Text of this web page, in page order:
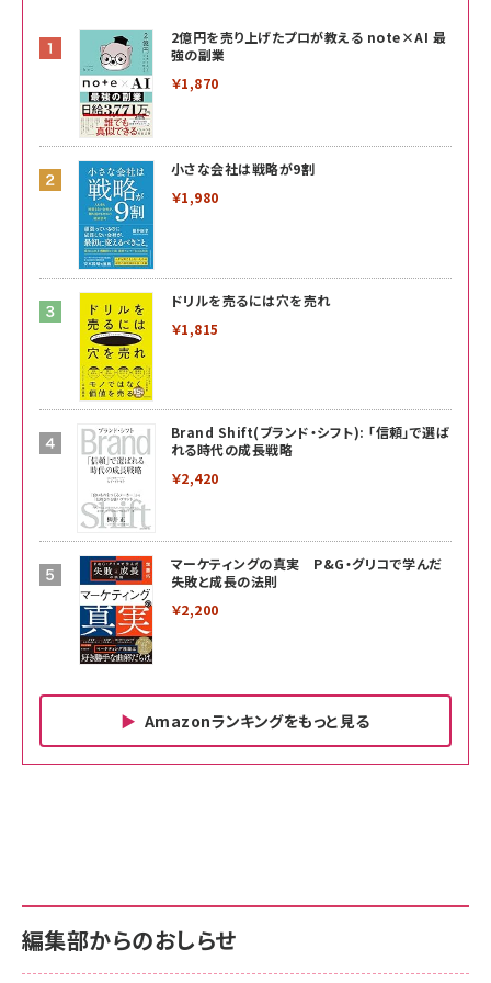
2億円を売り上げたプロが教える note×AI 最
強の副業
￥1,870
小さな会社は戦略が9割
￥1,980
ドリルを売るには穴を売れ
￥1,815
Brand Shift(ブランド・シフト): 「信頼」で選ば
れる時代の成長戦略
￥2,420
マーケティングの真実 P&G・グリコで学んだ
失敗と成長の法則
￥2,200
Amazonランキングをもっと見る
￥880
anan(アンアン)2026/06/24号 No.2500増
刊 スペシャルエディション[王道エンタメの矜
内サポート正規品 メーカー保証5年
KLMEA128G
NIMASO ガラスフィルム iPhone 17 用 保護
内サポート正規品 メーカー保証5年
KLMEA128G
Amazon eギフトカード - Amazonロゴ - ク
編集部からのおしらせ